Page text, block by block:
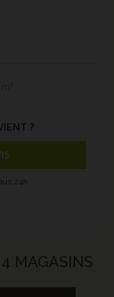
?
24h
MAGASINS